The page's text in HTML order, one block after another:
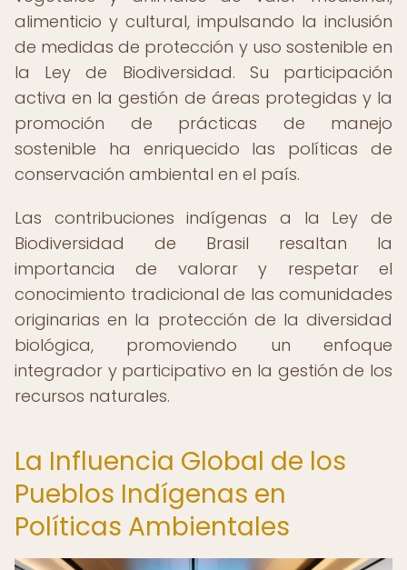
alimenticio y cultural, impulsando la inclusión
de medidas de protección y uso sostenible en
la Ley de Biodiversidad. Su participación
activa en la gestión de áreas protegidas y la
promoción de prácticas de manejo
sostenible ha enriquecido las políticas de
conservación ambiental en el país.
Las contribuciones indígenas a la Ley de
Biodiversidad de Brasil resaltan la
importancia de valorar y respetar el
conocimiento tradicional de las comunidades
originarias en la protección de la diversidad
biológica, promoviendo un enfoque
integrador y participativo en la gestión de los
recursos naturales.
La Influencia Global de los
Pueblos Indígenas en
Políticas Ambientales